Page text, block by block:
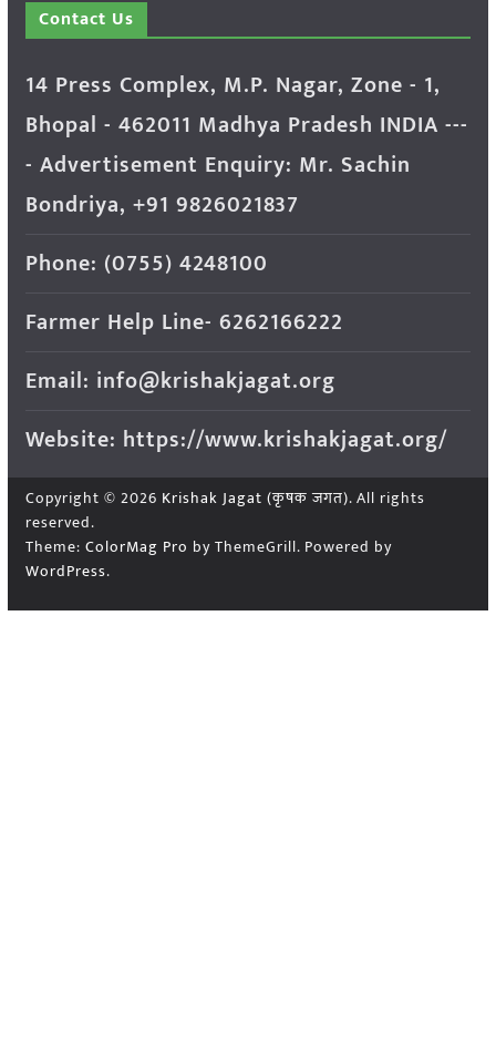
Contact Us
14 Press Complex, M.P. Nagar, Zone - 1,
Bhopal - 462011 Madhya Pradesh INDIA ---
- Advertisement Enquiry: Mr. Sachin
Bondriya, +91 9826021837
Phone: (0755) 4248100
Farmer Help Line- 6262166222
Email: info@krishakjagat.org
Website: https://www.krishakjagat.org/
Copyright © 2026 Krishak Jagat (कृषक जगत). All rights
reserved.
Theme: ColorMag Pro by ThemeGrill. Powered by
WordPress.